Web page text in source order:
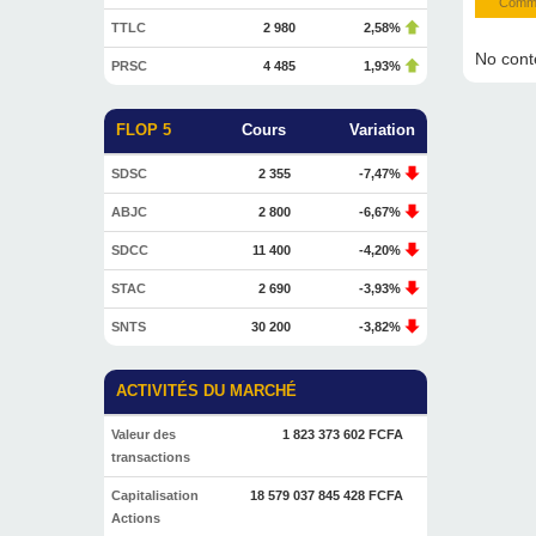
TTLC 2 980 2,58%
PRSC 4 485 1,93%
FLOP 5 Cours Variation
SDSC 2 355 -7,47%
ABJC 2 800 -6,67%
SDCC 11 400 -4,20%
STAC 2 690 -3,93%
SNTS 30 200 -3,82%
ACTIVITÉS DU MARCHÉ
Valeur des
transactions
1 823 373 602 FCFA
Capitalisation
Actions
18 579 037 845 428 FCFA
No